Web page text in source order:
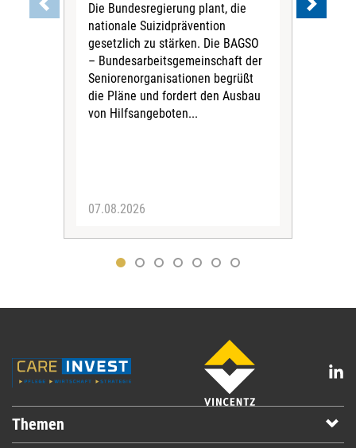
Die Bundesregierung plant, die
nationale Suizidprävention
gesetzlich zu stärken. Die BAGSO
– Bundesarbeitsgemeinschaft der
Seniorenorganisationen begrüßt
die Pläne und fordert den Ausbau
von Hilfsangeboten...
07.08.2026
Themen